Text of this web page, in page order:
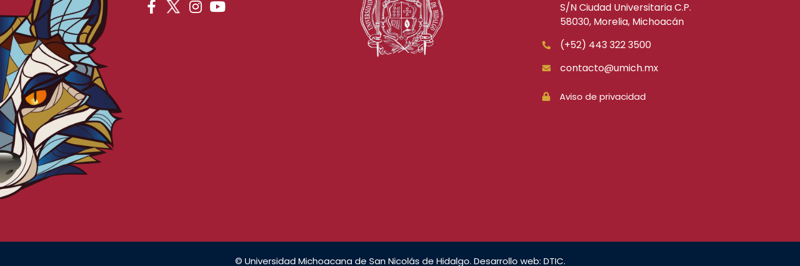
S/N Ciudad Universitaria C.P.
58030, Morelia, Michoacán
(+52) 443 322 3500
contacto@umich.mx
Aviso de privacidad
© Universidad Michoacana de San Nicolás de Hidalgo. Desarrollo web: DTIC.